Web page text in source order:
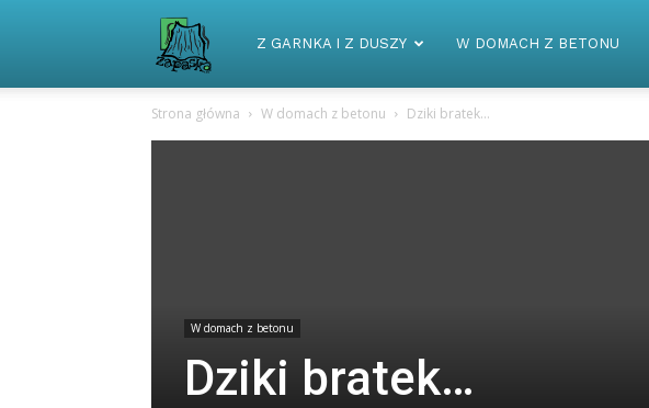
Zapaska
Z GARNKA I Z DUSZY W DOMACH Z BETONU
Strona główna W domach z betonu Dziki bratek…
W domach z betonu
Dziki bratek…